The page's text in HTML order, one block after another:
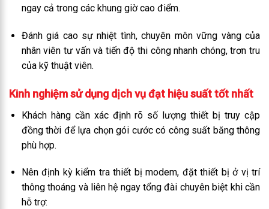
ngay cả trong các khung giờ cao điểm.
Đánh giá cao sự nhiệt tình, chuyên môn vững vàng của
nhân viên tư vấn và tiến độ thi công nhanh chóng, trơn tru
của kỹ thuật viên.
Kinh nghiệm sử dụng dịch vụ đạt hiệu suất tốt nhất
Khách hàng cần xác định rõ số lượng thiết bị truy cập
đồng thời để lựa chọn gói cước có công suất băng thông
phù hợp.
Nên định kỳ kiểm tra thiết bị modem, đặt thiết bị ở vị trí
thông thoáng và liên hệ ngay tổng đài chuyên biệt khi cần
hỗ trợ: